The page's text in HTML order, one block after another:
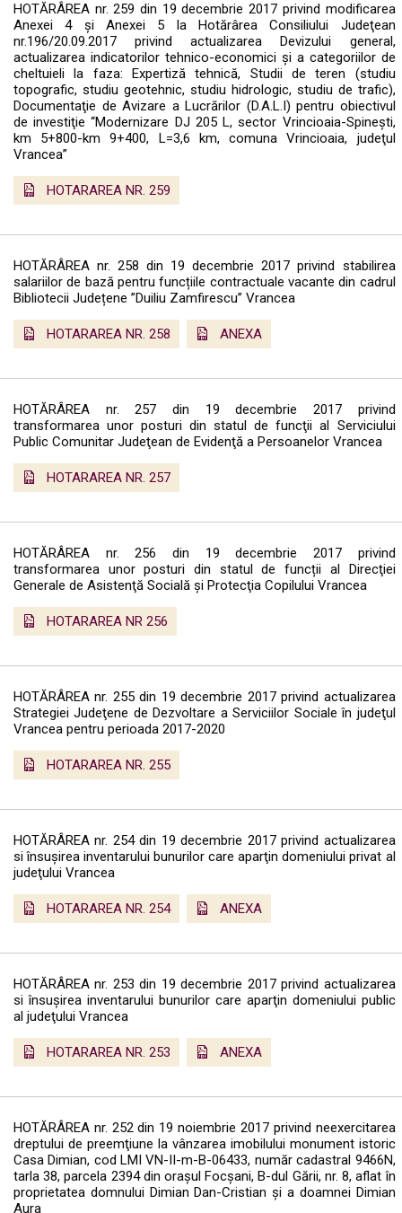
HOTĂRÂREA nr. 259 din 19 decembrie 2017 privind modificarea
Anexei 4 şi Anexei 5 la Hotărârea Consiliului Judeţean
nr.196/20.09.2017 privind actualizarea Devizului general,
actualizarea indicatorilor tehnico-economici şi a categoriilor de
cheltuieli la faza: Expertiză tehnică, Studii de teren (studiu
topografic, studiu geotehnic, studiu hidrologic, studiu de trafic),
Documentaţie de Avizare a Lucrărilor (D.A.L.I) pentru obiectivul
de investiţie “Modernizare DJ 205 L, sector Vrincioaia-Spineşti,
km 5+800-km 9+400, L=3,6 km, comuna Vrincioaia, judeţul
Vrancea”
HOTARAREA NR. 259
HOTĂRÂREA nr. 258 din 19 decembrie 2017 privind stabilirea
salariilor de bază pentru funcțiile contractuale vacante din cadrul
Bibliotecii Județene ”Duiliu Zamfirescu” Vrancea
HOTARAREA NR. 258 ANEXA
HOTĂRÂREA nr. 257 din 19 decembrie 2017 privind
transformarea unor posturi din statul de funcţii al Serviciului
Public Comunitar Judeţean de Evidenţă a Persoanelor Vrancea
HOTARAREA NR. 257
HOTĂRÂREA nr. 256 din 19 decembrie 2017 privind
transformarea unor posturi din statul de funcții al Direcţiei
Generale de Asistenţă Socială şi Protecţia Copilului Vrancea
HOTARAREA NR 256
HOTĂRÂREA nr. 255 din 19 decembrie 2017 privind actualizarea
Strategiei Judeţene de Dezvoltare a Serviciilor Sociale în judeţul
Vrancea pentru perioada 2017-2020
HOTARAREA NR. 255
HOTĂRÂREA nr. 254 din 19 decembrie 2017 privind actualizarea
si însuşirea inventarului bunurilor care aparţin domeniului privat al
judeţului Vrancea
HOTARAREA NR. 254 ANEXA
HOTĂRÂREA nr. 253 din 19 decembrie 2017 privind actualizarea
si însuşirea inventarului bunurilor care aparţin domeniului public
al judeţului Vrancea
HOTARAREA NR. 253 ANEXA
HOTĂRÂREA nr. 252 din 19 noiembrie 2017 privind neexercitarea
dreptului de preemţiune la vânzarea imobilului monument istoric
Casa Dimian, cod LMI VN-II-m-B-06433, număr cadastral 9466N,
tarla 38, parcela 2394 din orașul Focşani, B-dul Gării, nr. 8, aflat în
proprietatea domnului Dimian Dan-Cristian și a doamnei Dimian
Aura